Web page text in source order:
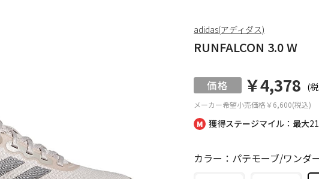
獲得ステージマイル：最大
RUNFALCON 3.0 W
メーカー希望小売価格￥6,600(税込)
￥4,378 (
カラー：パテモーブ/ワンダ
adidas(アディダス)